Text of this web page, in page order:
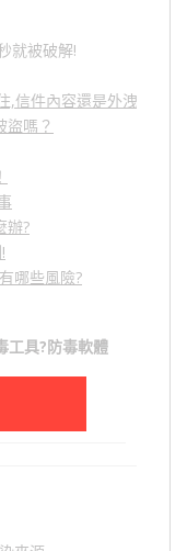
就被破解!
,信件內容還是外洩？」,
嗎？
辦?
哪些風險?
工具?防毒軟體